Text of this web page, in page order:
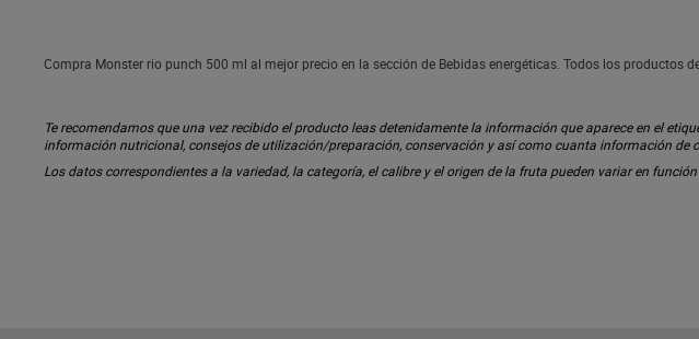
Compra Monster rio punch 500 ml al mejor precio en la sección de Bebidas energéticas. Todos los productos
Te recomendamos que una vez recibido el producto leas detenidamente la información que aparece en el
información nutricional, consejos de utilización/preparación, conservación y así como cuanta información
Los datos correspondientes a la variedad, la categoría, el calibre y el origen de la fruta pueden variar en